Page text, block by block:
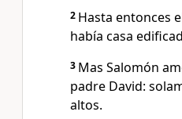
2 Hasta entonces
había casa
3 Mas Salomón
padre David:
altos.